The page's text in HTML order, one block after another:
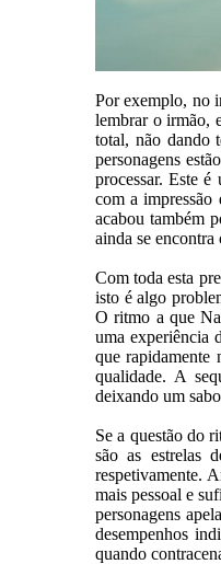
Por exemplo, no
lembrar o irmão,
total, não dando
personagens
processar. Este
com a
acabou também
ainda se
Com toda esta
isto é algo
O ritmo a que
uma experiência
que rapidamente
qualidade. A
deixando um
Se a questão do
são as estrelas
respetivamente.
mais pessoal e
personagens
desempenhos
quando